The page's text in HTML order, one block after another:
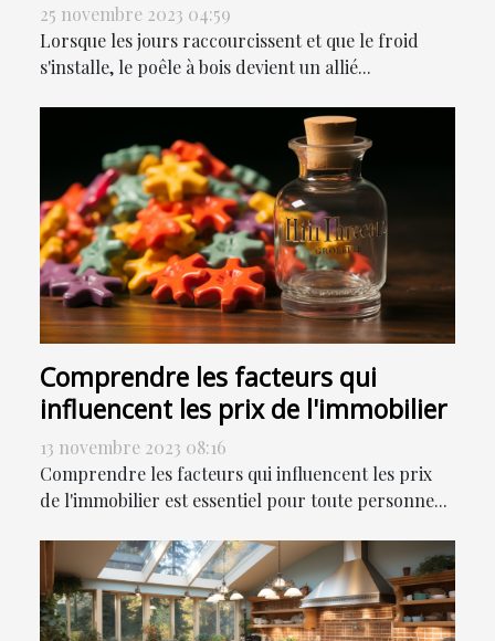
25 novembre 2023 04:59
Lorsque les jours raccourcissent et que le froid
s'installe, le poêle à bois devient un allié...
Comprendre les facteurs qui
influencent les prix de l'immobilier
13 novembre 2023 08:16
Comprendre les facteurs qui influencent les prix
de l'immobilier est essentiel pour toute personne...